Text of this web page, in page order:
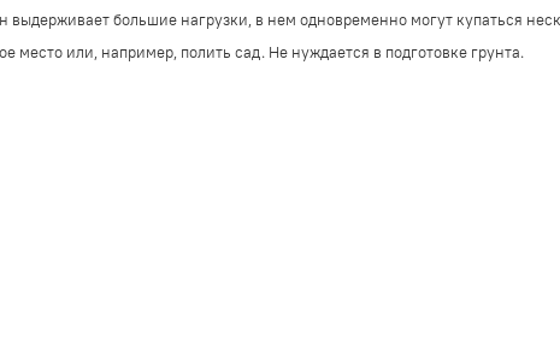
выдерживает большие нагрузки, в нем одновременно могут купаться
место или, например, полить сад. Не нуждается в подготовке грунта.